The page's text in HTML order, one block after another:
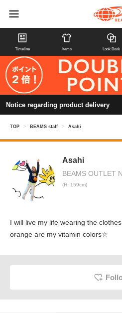
Timeline Items Look Book
Notice regarding product delivery
TOP > BEAMS staff > Asahi
Asahi
BEAMS OUTLET
(H: 159cm)
I will live my life wearing the
orange are my vitamin colors☆